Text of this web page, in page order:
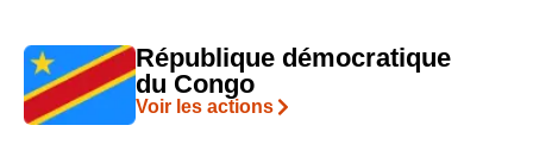
République démocratique
du Congo
Voir les actions